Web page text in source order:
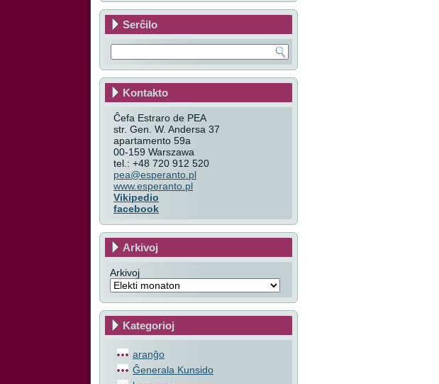
Serĉilo
Kontakto
Ĉefa Estraro de PEA
str. Gen. W. Andersa 37
apartamento 59a
00-159 Warszawa
tel.: +48 720 912 520
pea@esperanto.pl
www.esperanto.pl
Vikipedio
facebook
Arkivoj
Arkivoj
Kategorioj
aranĝo
Ĝenerala Kunsido